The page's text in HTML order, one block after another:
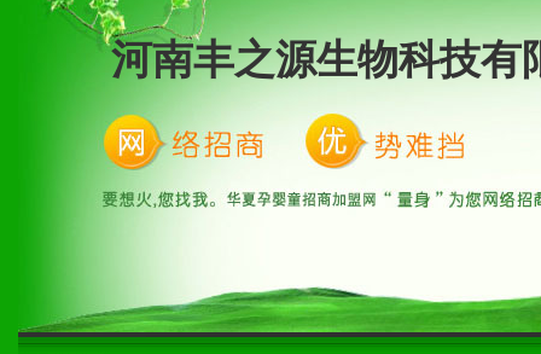
河南丰之源生物科技有